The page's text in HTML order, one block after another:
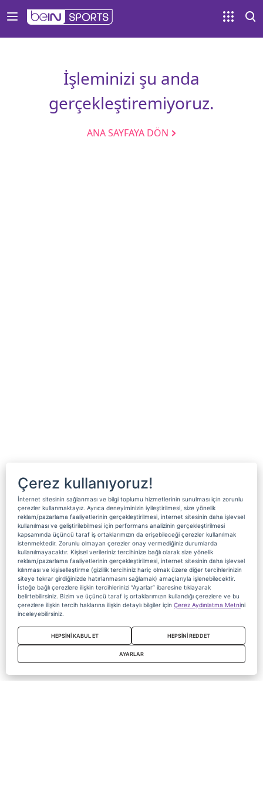
İşleminizi şu anda
gerçekleştiremiyoruz.
ANA SAYFAYA DÖN
Çerez kullanıyoruz!
İnternet sitesinin sağlanması ve bilgi toplumu hizmetlerinin sunulması için zorunlu
çerezler kullanmaktayız. Ayrıca deneyiminizin iyileştirilmesi, size yönelik
reklam/pazarlama faaliyetlerinin gerçekleştirilmesi, internet sitesinin daha işlevsel
kullanılması ve geliştirilebilmesi için performans analizinin gerçekleştirilmesi
kapsamında üçüncü taraf iş ortaklarımızın da erişebileceği çerezler kullanılmak
istenmektedir. Zorunlu olmayan çerezler onay vermediğiniz durumlarda
kullanılmayacaktır. Kişisel verileriniz tercihinize bağlı olarak size yönelik
reklam/pazarlama faaliyetlerinin gerçekleştirilmesi, internet sitesinin daha işlevsel
kılınması ve kişiselleştirme (gizlilik tercihiniz hariç olmak üzere diğer tercihlerinizin
siteye tekrar girdiğinizde hatırlanmasını sağlamak) amaçlarıyla işlenebilecektir.
İsteğe bağlı çerezlere ilişkin tercihlerinizi “Ayarlar” ibaresine tıklayarak
belirtebilirsiniz. Bizim ve üçüncü taraf iş ortaklarımızın kullandığı çerezlere ve bu
çerezlere ilişkin tercih haklarına ilişkin detaylı bilgiler için Çerez Aydınlatma Metnini
inceleyebilirsiniz.
HEPSİNİ KABUL ET HEPSİNİ REDDET
AYARLAR